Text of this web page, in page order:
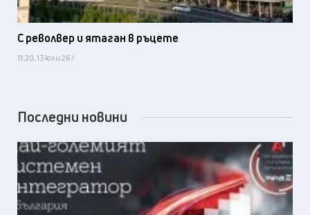
С револвер и ятаган в ръцете
11:20, 13 юли 26 /
Последни новини